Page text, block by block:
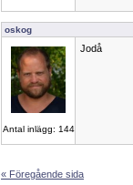
oskog
Antal inlägg: 144
Jodå
« Föregående sida